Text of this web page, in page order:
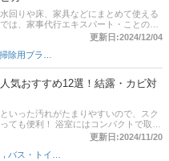
回りや床、家具などにまとめて使える
は、家事代行エキスパート・ことのは
な多目的用洗剤の選び方、おすすめ商
剤は、落としたい汚れに合わせて選ぶ
には、通販サイトの口コミや評判、最
較表もありますので、ぜひチェックし
更新日:2024/12/04
気おすすめ12選！結露・カビ対
いった汚れがたまりやすいので、スク
ても便利！ 浴室にはコンパクトで取り
勝手がいいですよ。この記事では、そ
の選び方とおすすめの商品を厳選！ 記
気商品ランキングも掲載しています。
更新日:2024/11/20